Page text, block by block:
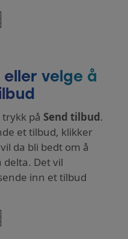
velge å
på Send tilbud.
et tilbud, klikker
da bli bedt om å
Det vil
inn et tilbud